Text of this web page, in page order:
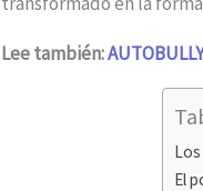
Lee también:
El